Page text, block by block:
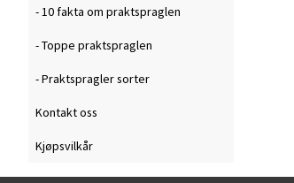
- 10 fakta om praktspraglen
- Toppe praktspraglen
- Praktspragler sorter
Kontakt oss
Kjøpsvilkår